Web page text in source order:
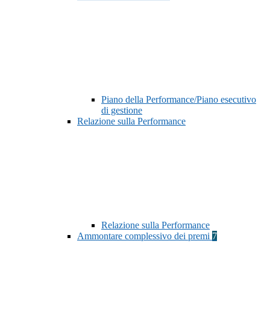
Piano della Performance/Piano esecutivo
di gestione
Relazione sulla Performance
Relazione sulla Performance
Ammontare complessivo dei premi 7